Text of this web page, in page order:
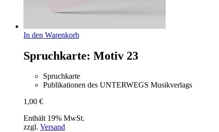
In den Warenkorb
Spruchkarte: Motiv 23
Spruchkarte
Publikationen des UNTERWEGS Musikverlags
1,00 €
Enthält 19% MwSt.
zzgl. Versand